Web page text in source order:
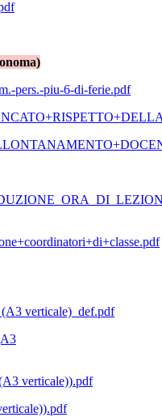
pers.-piu-6-di-ferie.pdf
verticale)_def.pdf
verticale)).pdf